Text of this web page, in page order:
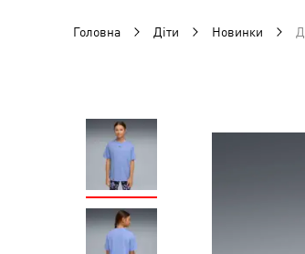
Головна Діти Новинки